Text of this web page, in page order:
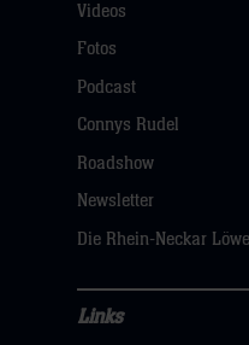
Fans
Navigation
öffnen,
dann
hier
Videos
Fotos
Podcast
Connys Rudel
Roadshow
Newsletter
Die Rhein-Neckar
Links